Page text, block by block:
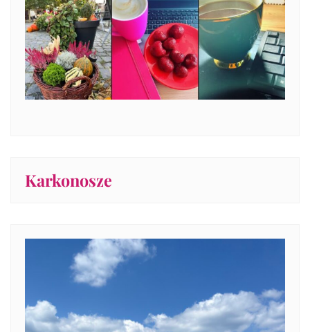
Karkonosze